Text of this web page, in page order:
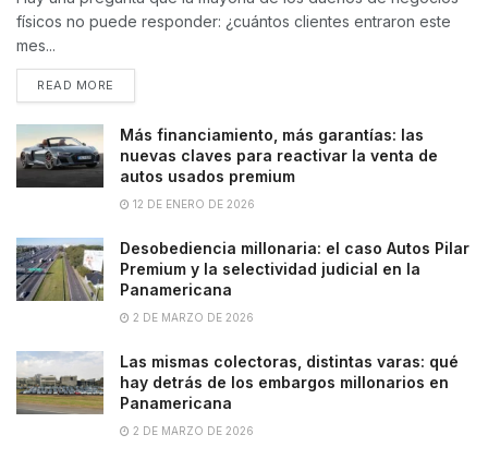
físicos no puede responder: ¿cuántos clientes entraron este
mes...
READ MORE
Más financiamiento, más garantías: las
nuevas claves para reactivar la venta de
autos usados premium
12 DE ENERO DE 2026
Desobediencia millonaria: el caso Autos Pilar
Premium y la selectividad judicial en la
Panamericana
2 DE MARZO DE 2026
Las mismas colectoras, distintas varas: qué
hay detrás de los embargos millonarios en
Panamericana
2 DE MARZO DE 2026